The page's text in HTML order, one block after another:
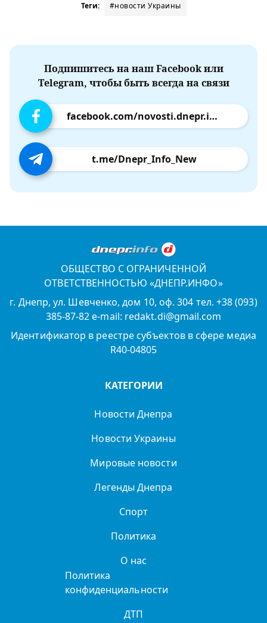
Теги: #новости Украины
Подпишитесь на наш Facebook или
Telegram, чтобы быть всегда на связи
facebook.com/novosti.dnepr.info
t.me/Dnepr_Info_New
ОБЩЕСТВО С ОГРАНИЧЕННОЙ
ОТВЕТСТВЕННОСТЬЮ «ДНЕПР.ИНФО»
г. Днепр, ул. Шевченко, дом 10, оф. 304 тел. +38 (093)
385-87-82 e-mail: redakt.di@gmail.com
Идентификатор в реестре субъектов в сфере медиа
R40-04805
КАТЕГОРИИ
Новости Днепра
Новости Украины
Мировые новости
Легенды Днепра
Спорт
Политика
О нас
Политика
конфиденциальности
ДТП